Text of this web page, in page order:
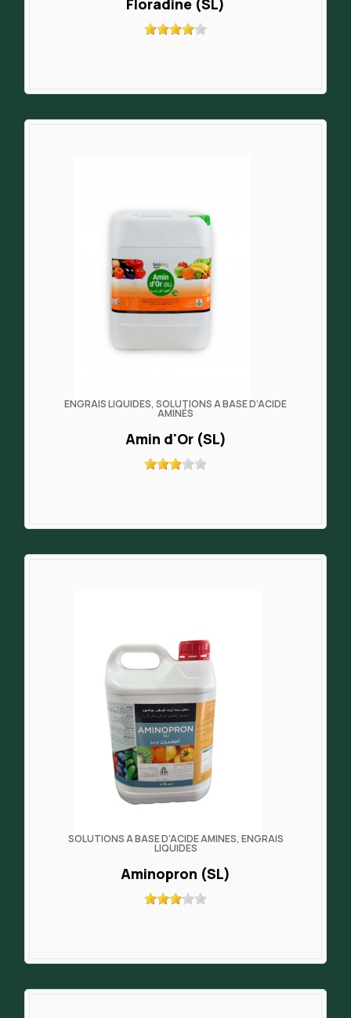
Floradine (SL)
ENGRAIS LIQUIDES, SOLUTIONS À BASE D’ACIDE
AMINÉS
Amin d'Or (SL)
SOLUTIONS À BASE D’ACIDE AMINÉS, ENGRAIS
LIQUIDES
Aminopron (SL)